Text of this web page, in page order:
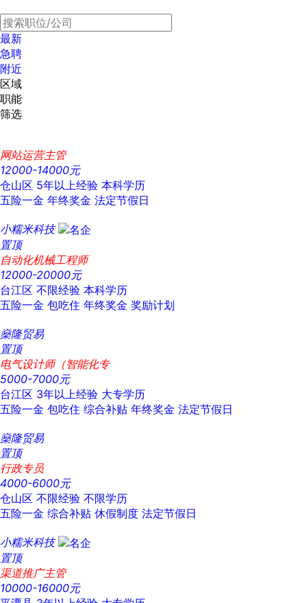
最新
急聘
附近
区域
职能
筛选
网站运营主管
12000-14000元
仓山区 5年以上经验 本科学历
五险一金 年终奖金 法定节假日
小糯米科技
置顶
自动化机械工程师
12000-20000元
台江区 不限经验 本科学历
五险一金 包吃住 年终奖金 奖励计划
燊隆贸易
置顶
电气设计师（智能化专
5000-7000元
台江区 3年以上经验 大专学历
五险一金 包吃住 综合补贴 年终奖金 法定节假日
燊隆贸易
置顶
行政专员
4000-6000元
仓山区 不限经验 不限学历
五险一金 综合补贴 休假制度 法定节假日
小糯米科技
置顶
渠道推广主管
10000-16000元